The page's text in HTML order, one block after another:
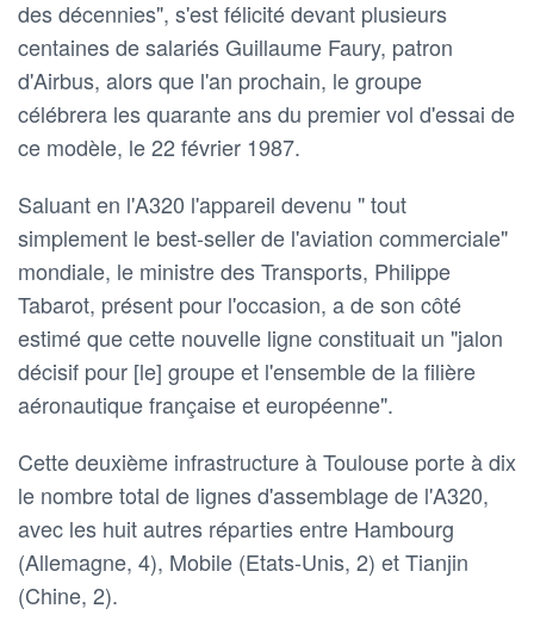
des décennies", s'est félicité devant plusieurs
centaines de salariés Guillaume Faury, patron
d'Airbus, alors que l'an prochain, le groupe
célébrera les quarante ans du premier vol d'essai de
ce modèle, le 22 février 1987.
Saluant en l'A320 l'appareil devenu " tout
simplement le best-seller de l'aviation commerciale"
mondiale, le ministre des Transports, Philippe
Tabarot, présent pour l'occasion, a de son côté
estimé que cette nouvelle ligne constituait un "jalon
décisif pour [le] groupe et l'ensemble de la filière
aéronautique française et européenne".
Cette deuxième infrastructure à Toulouse porte à dix
le nombre total de lignes d'assemblage de l'A320,
avec les huit autres réparties entre Hambourg
(Allemagne, 4), Mobile (Etats-Unis, 2) et Tianjin
(Chine, 2).